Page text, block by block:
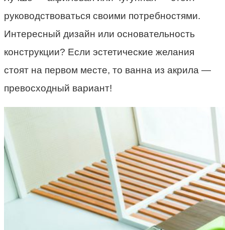
руководствоваться своими потребностями.
Интересный дизайн или основательность
конструкции? Если эстетические желания
стоят на первом месте, то ванна из акрила —
превосходный вариант!